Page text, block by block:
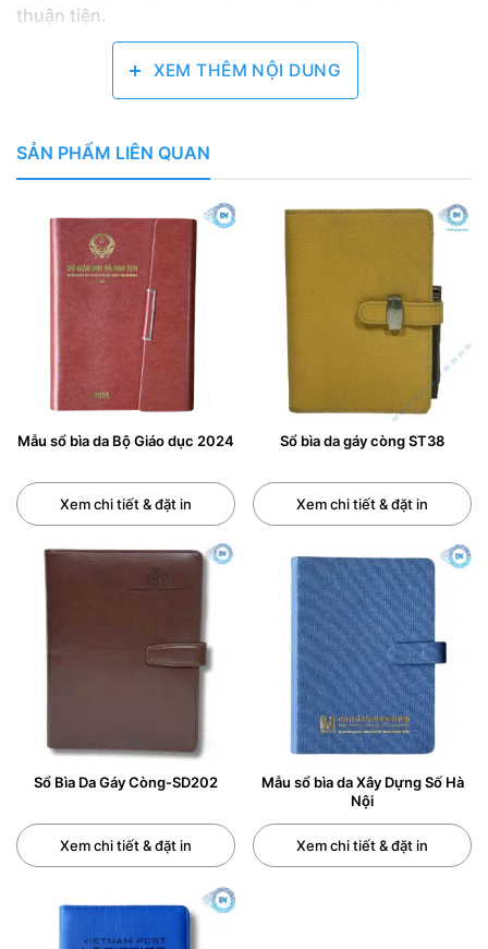
thuận tiện.
có nhiều công dụng khác nhau, có
thể dùng để ghi chép công việc, ghi chép kiến thức,
tặng ý nghĩa dành cho bạn bè, người thân, đối tác.
SỔ CÒNG – SỔ DA BÌA CÒNG
Sổ còng , sổ da bìa còng là một trong các vật phẩm
quà tặng cao cấp, quà tặng sự kiện, quà tặng hội nghị
khách hàng, quà tặng hội thảo trong các dịp của công
Khách hàng có thể lựa chọn nhiều loại da khác nhau
tùy vào mục đích sử dụng và ngân sách: chất liệu PU
cao cấp, simili nhiều loại, simili giả da,…in, khắc, dập
chimg tên, logo in lên bìa sổ (có thể 1, 2 hay 3 vị trí tuỳ
yêu cầu)
XEM THÊM NỘI DUNG
SẢN PHẨM LIÊN QUAN
Mẫu sổ bìa da Bộ Giáo dục 2024
Xem chi tiết & đặt in
Sổ bìa da gáy còng ST38
Xem chi tiết & đặt in
Sổ Bìa Da Gáy Còng-SD202
Xem chi tiết & đặt in
Mẫu sổ bìa da Xây Dựng Số Hà
Nội
Xem chi tiết & đặt in